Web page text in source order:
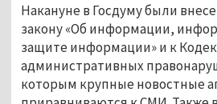
Накануне в Госдуму были
закону «Об информации,
защите информации» и к
административных
которым крупные новостные